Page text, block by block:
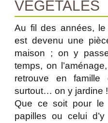
VÉGÉTALES
Au fil des années,
est devenu une
maison ; on y
temps, on
retrouve en
surtout… on y jardine !
Que ce soit pour le
papilles ou celui